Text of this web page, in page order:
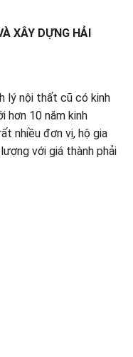
XÂY DỰNG HẢI
lý nội thất cũ có kinh
hơn 10 năm kinh
nhiều đơn vị, hộ gia
với giá thành phải